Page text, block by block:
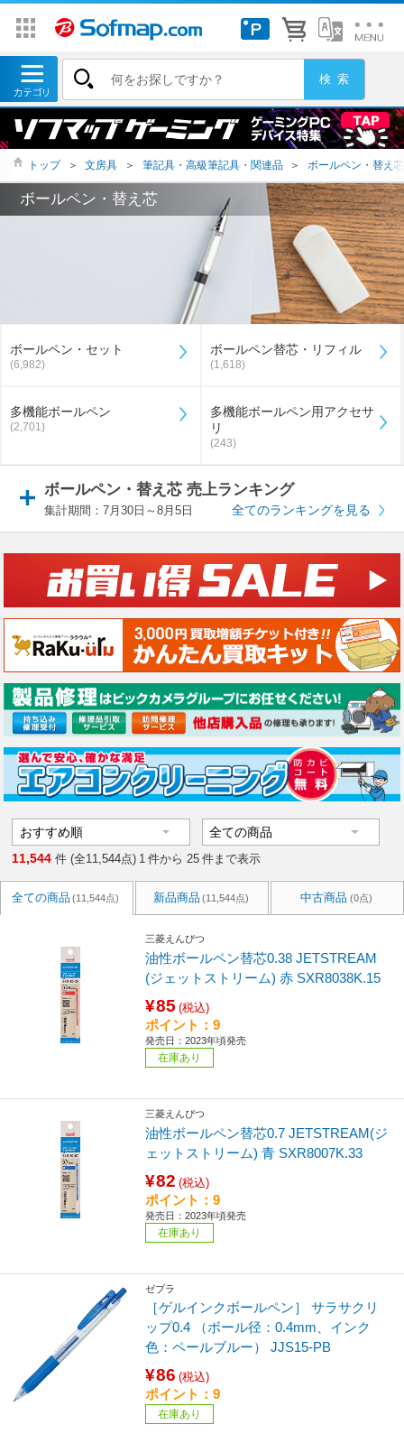
トップ ＞ 文房具 ＞ 筆記具・高級筆記具・関連品 ＞ ボールペン・替え芯
ボールペン・替え芯
ボールペン・セット
(6,982)
ボールペン替芯・リフィル
(1,618)
多機能ボールペン
(2,701)
多機能ボールペン用アクセサ
リ
(243)
ボールペン・替え芯 売上ランキング
集計期間：7月30日～8月5日 全てのランキングを見る
11,544 件 (全11,544点) 1 件から 25 件まで表示
全ての商品 (11,544点) 新品商品 (11,544点) 中古商品 (0点)
三菱えんぴつ
油性ボールペン替芯0.38 JETSTREAM
(ジェットストリーム) 赤 SXR8038K.15
¥85 (税込)
ポイント：9
発売日：2023年頃発売
在庫あり
三菱えんぴつ
油性ボールペン替芯0.7 JETSTREAM(ジ
ェットストリーム) 青 SXR8007K.33
¥82 (税込)
ポイント：9
発売日：2023年頃発売
在庫あり
ゼブラ
［ゲルインクボールペン］ サラサクリ
ップ0.4 （ボール径：0.4mm、インク
色：ペールブルー） JJS15-PB
¥86 (税込)
ポイント：9
在庫あり